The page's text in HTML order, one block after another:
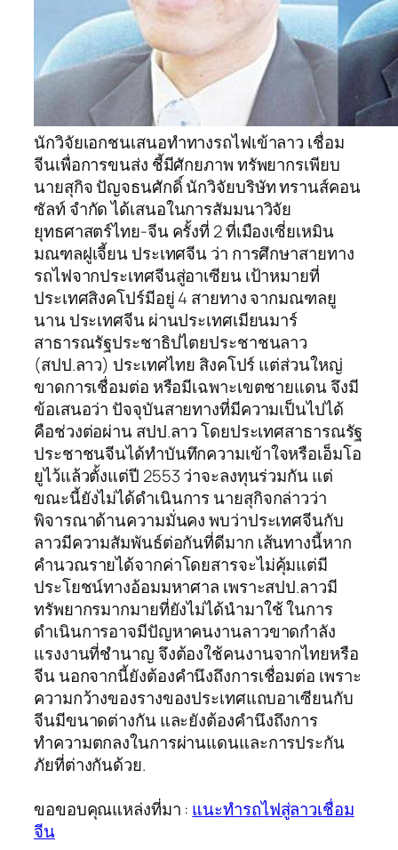
นักวิจัยเอกชนเสนอทำทางรถไฟเข้าลาว เชื่อม
จีนเพื่อการขนส่ง ชี้มีศักยภาพ ทรัพยากรเพียบ
นายสุกิจ ปัญจธนศักดิ์ นักวิจัยบริษัท ทรานส์คอน
ซัลท์ จำกัด ได้เสนอในการสัมมนาวิจัย
ยุทธศาสตร์ไทย-จีน ครั้งที่ 2 ที่เมืองเซี่ยเหมิน
มณฑลฝูเจี้ยน ประเทศจีน ว่า การศึกษาสายทาง
รถไฟจากประเทศจีนสู่อาเซียน เป้าหมายที่
ประเทศสิงคโปร์มีอยู่ 4 สายทาง จากมณฑลยู
นาน ประเทศจีน ผ่านประเทศเมียนมาร์
สาธารณรัฐประชาธิปไตยประชาชนลาว
(สปป.ลาว) ประเทศไทย สิงคโปร์ แต่ส่วนใหญ่
ขาดการเชื่อมต่อ หรือมีเฉพาะเขตชายแดน จึงมี
ข้อเสนอว่า ปัจจุบันสายทางที่มีความเป็นไปได้
คือช่วงต่อผ่าน สปป.ลาว โดยประเทศสาธารณรัฐ
ประชาชนจีนได้ทำบันทึกความเข้าใจหรือเอ็มโอ
ยูไว้แล้วตั้งแต่ปี 2553 ว่าจะลงทุนร่วมกัน แต่
ขณะนี้ยังไม่ได้ดำเนินการ นายสุกิจกล่าวว่า
พิจารณาด้านความมั่นคง พบว่าประเทศจีนกับ
ลาวมีความสัมพันธ์ต่อกันที่ดีมาก เส้นทางนี้หาก
คำนวณรายได้จากค่าโดยสารจะไม่คุ้มแต่มี
ประโยชน์ทางอ้อมมหาศาล เพราะสปป.ลาวมี
ทรัพยากรมากมายที่ยังไม่ได้นำมาใช้ ในการ
ดำเนินการอาจมีปัญหาคนงานลาวขาดกำลัง
แรงงานที่ชำนาญ จึงต้องใช้คนงานจากไทยหรือ
จีน นอกจากนี้ยังต้องคำนึงถึงการเชื่อมต่อ เพราะ
ความกว้างของรางของประเทศแถบอาเซียนกับ
จีนมีขนาดต่างกัน และยังต้องคำนึงถึงการ
ทำความตกลงในการผ่านแดนและการประกัน
ภัยที่ต่างกันด้วย.
ขอขอบคุณแหล่งที่มา : แนะทำรถไฟสู่ลาวเชื่อม
จีน